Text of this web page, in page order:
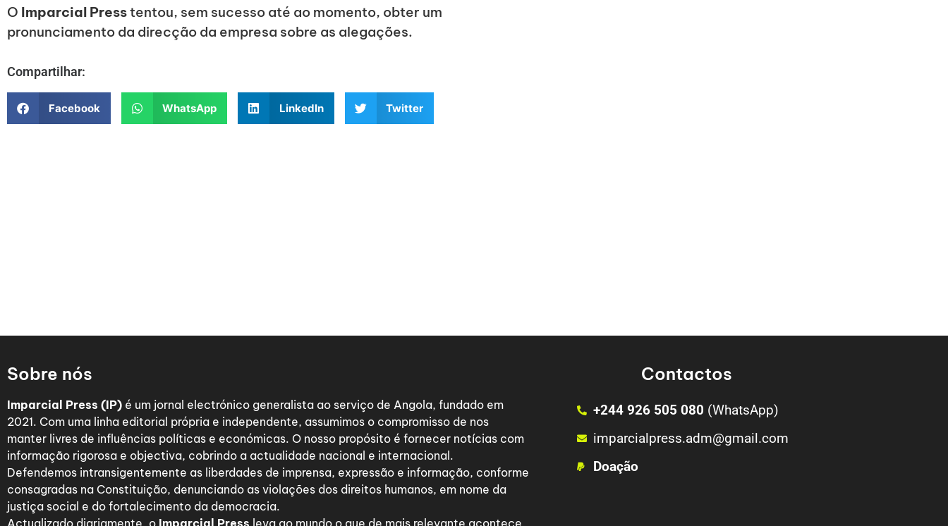
O Imparcial Presstentou, sem sucesso até ao momento, obter um
pronunciamento da direcção da empresa sobre as alegações.
Compartilhar:
Facebook WhatsApp LinkedIn Twitter
Sobre nós
Imparcial Press (IP) é um jornal electrónico generalista ao serviço de Angola, fundado em
2021. Com uma linha editorial própria e independente, assumimos o compromisso de nos
manter livres de influências políticas e económicas. O nosso propósito é fornecer notícias com
informação rigorosa e objectiva, cobrindo a actualidade nacional e internacional.
Defendemos intransigentemente as liberdades de imprensa, expressão e informação, conforme
consagradas na Constituição, denunciando as violações dos direitos humanos, em nome da
justiça social e do fortalecimento da democracia.
Contactos
+244 926 505 080 (WhatsApp)
imparcialpress.adm@gmail.com
Doação